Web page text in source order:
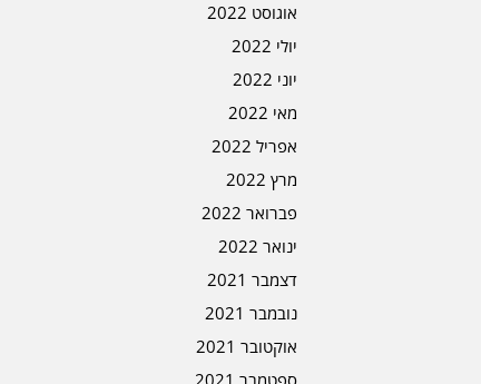
אוגוסט 2022
יולי 2022
יוני 2022
מאי 2022
אפריל 2022
מרץ 2022
פברואר 2022
ינואר 2022
דצמבר 2021
נובמבר 2021
אוקטובר 2021